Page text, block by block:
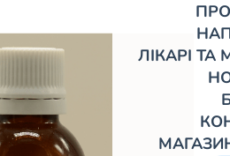
ЛІКАРІ